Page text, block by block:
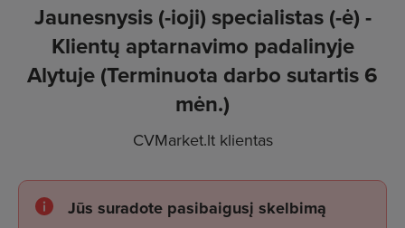
Jaunesnysis (-ioji) specialistas (-ė) -
Klientų aptarnavimo padalinyje
Alytuje (Terminuota darbo sutartis 6
mėn.)
CVMarket.lt klientas
Jūs suradote pasibaigusį skelbimą